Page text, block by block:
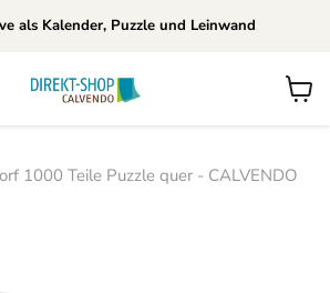
als Kalender, Puzzle und Leinwand
1000 Teile Puzzle quer - CALVENDO